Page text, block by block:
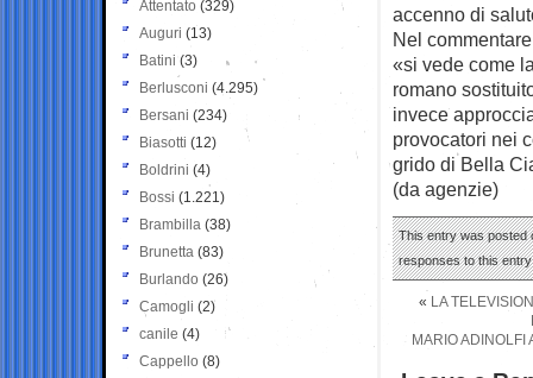
accenno di
Nel
«si vede come
romano
invece
provocatori nei
grido di Bella
(da agenzie)
This entry was posted
responses to this
« LA
MARIO ADINOLFI
Attentato (329)
Auguri (13)
Batini (3)
Berlusconi (4.295)
Bersani (234)
Biasotti (12)
Boldrini (4)
Bossi (1.221)
Brambilla (38)
Brunetta (83)
Burlando (26)
Camogli (2)
canile (4)
Cappello (8)